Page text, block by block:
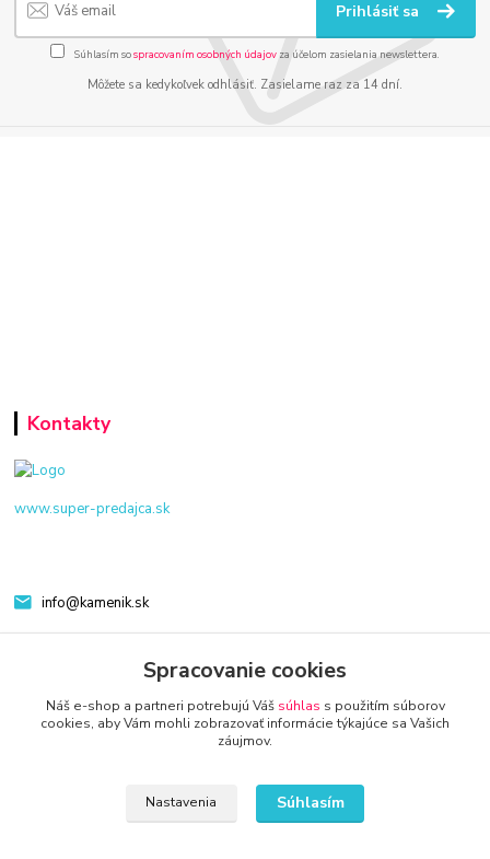
Prihlásiť sa
Súhlasím sospracovaním osobných údajov za účelom zasielania newslettera.
Môžete sa kedykoľvek odhlásiť. Zasielame raz za 14 dní.
Kontakty
www.super-predajca.sk
info@kamenik.sk
Spracovanie cookies
Náš e-shop a partneri potrebujú Váš súhlas s použitím súborov
cookies, aby Vám mohli zobrazovať informácie týkajúce sa Vašich
záujmov.
Nastavenia Súhlasím